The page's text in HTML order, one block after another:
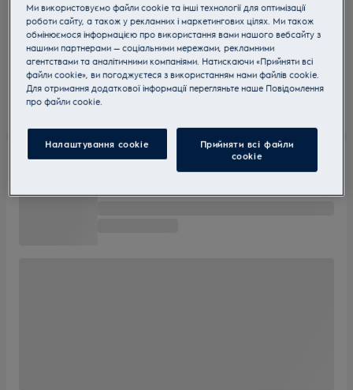
Ми використовуємо файли cookie та інші технології для оптимізації
роботи сайту, а також у рекламних і маркетингових цілях. Ми також
обмінюємося інформацією про використання вами нашого вебсайту з
нашими партнерами — соціальними мережами, рекламними
агентствами та аналітичними компаніями. Натискаючи «Прийняти всі
файли cookie», ви погоджуєтеся з використанням нами файлів cookie.
Для отримання додаткової інформації перегляньте наше Пoвідомлення
прo файли cookie.
Налаштування cookie
Прийняти всі файли
сookie